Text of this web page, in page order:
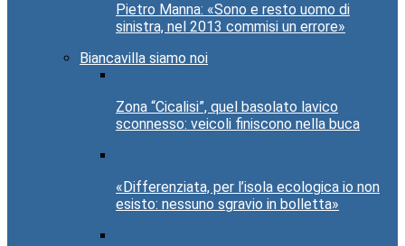
Pietro Manna: «Sono e resto uomo di
sinistra, nel 2013 commisi un errore»
Biancavilla siamo noi
Zona “Cicalisi”, quel basolato lavico
sconnesso: veicoli finiscono nella buca
«Differenziata, per l’isola ecologica io non
esisto: nessuno sgravio in bolletta»